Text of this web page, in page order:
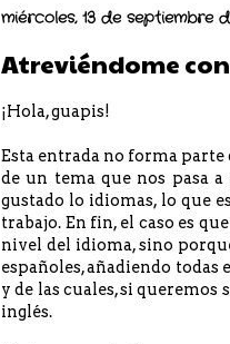
miércoles, 13 de septiembre
Atreviéndome
¡Hola, guapis!
Esta entrada no forma
de un tema que nos pasa
gustado lo idiomas, lo que
trabajo. En fin, el caso es
nivel del idioma, sino
españoles, añadiendo todas
y de las cuales, si
inglés.